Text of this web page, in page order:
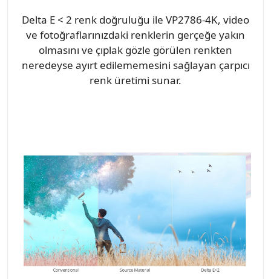
Delta E < 2 renk doğruluğu ile VP2786-4K, video
ve fotoğraflarınızdaki renklerin gerçeğe yakın
olmasını ve çıplak gözle görülen renkten
neredeyse ayırt edilememesini sağlayan çarpıcı
renk üretimi sunar.